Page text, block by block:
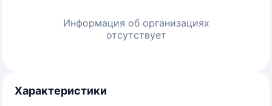
Информация об организациях
отсутствует
Характеристики